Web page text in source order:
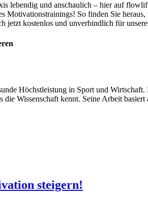
lebendig und anschaulich – hier auf
Motivationstrainings! So finden Sie
jetzt kostenlos und unverbindlich für
Höchstleistung in Sport und
Wissenschaft kennt. Seine Arbeit
steigern!